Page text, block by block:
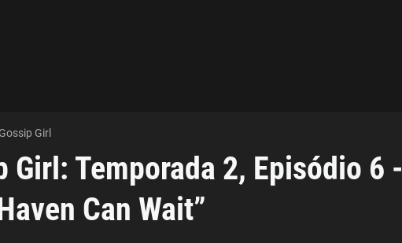
Gossip Girl
Girl: Temporada 2, Episódio 6 -
Can Wait”